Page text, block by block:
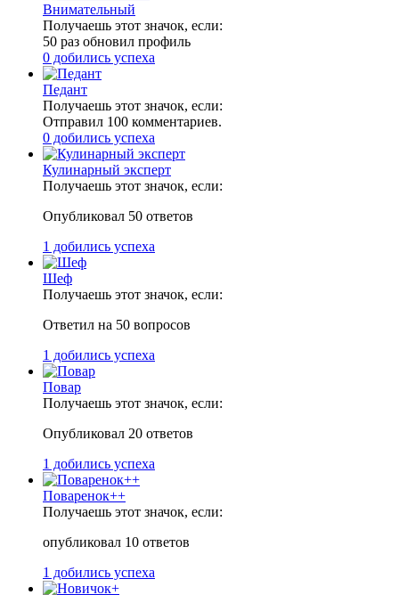
Внимательный
Получаешь этот значок, если:
50 раз обновил профиль
0 добились успеха
Педант
Получаешь этот значок, если:
Отправил 100 комментариев.
0 добились успеха
Кулинарный эксперт
Получаешь этот значок, если:
Опубликовал 50 ответов
1 добились успеха
Шеф
Получаешь этот значок, если:
Ответил на 50 вопросов
1 добились успеха
Повар
Получаешь этот значок, если:
Опубликовал 20 ответов
1 добились успеха
Поваренок++
Получаешь этот значок, если:
опубликовал 10 ответов
1 добились успеха